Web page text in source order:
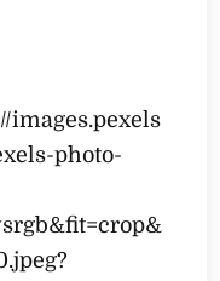
images.pexels
photo-